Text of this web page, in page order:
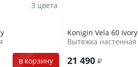
в корзину
3 цвета
Konigin Vela 60 Ivory
Вытяжка настенная
21 490